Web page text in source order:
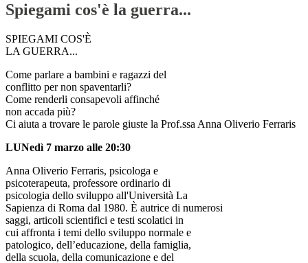
Spiegami cos'è la guerra...
SPIEGAMI COS'È
LA GUERRA...
Come parlare a bambini e ragazzi del
conflitto per non spaventarli?
Come renderli consapevoli affinché
non accada più?
Ci aiuta a trovare le parole giuste la Prof.ssa Anna Oliverio Ferraris
LUNedì 7 marzo alle 20:30
Anna Oliverio Ferraris, psicologa e
psicoterapeuta, professore ordinario di
psicologia dello sviluppo all'Università La
Sapienza di Roma dal 1980. È autrice di numerosi
saggi, articoli scientifici e testi scolatici in
cui affronta i temi dello sviluppo normale e
patologico, dell’educazione, della famiglia,
della scuola, della comunicazione e del